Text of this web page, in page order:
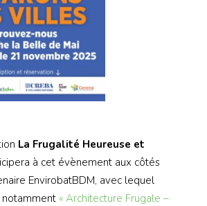
La Frugalité Heureuse et
à cet évènement aux côtés
EnvirobatBDM, avec lequel
notamment « Architecture Frugale –